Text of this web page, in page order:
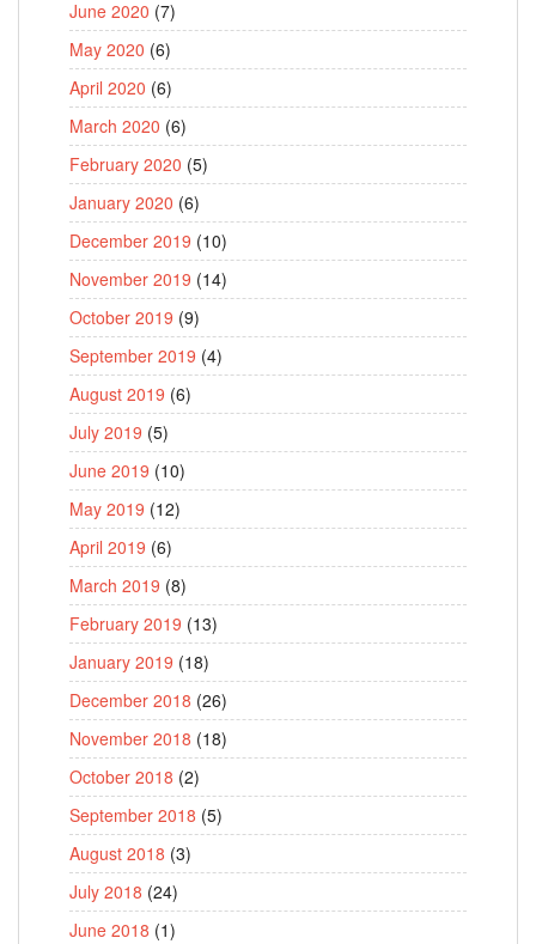
June 2020 (7)
May 2020 (6)
April 2020 (6)
March 2020 (6)
February 2020 (5)
January 2020 (6)
December 2019 (10)
November 2019 (14)
October 2019 (9)
September 2019 (4)
August 2019 (6)
July 2019 (5)
June 2019 (10)
May 2019 (12)
April 2019 (6)
March 2019 (8)
February 2019 (13)
January 2019 (18)
December 2018 (26)
November 2018 (18)
October 2018 (2)
September 2018 (5)
August 2018 (3)
July 2018 (24)
June 2018 (1)